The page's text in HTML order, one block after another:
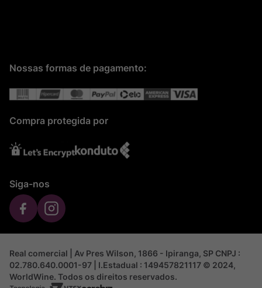
Nossas formas de pagamento:
Compra protegida por
Siga-nos
Real comercial | Av Pres Wilson, 1866 - Ipiranga, SP CNPJ :
02.780.640.0001-97 | I.Estadual : 149457821117 © 2024,
WorldWine. Todos os direitos reservados.